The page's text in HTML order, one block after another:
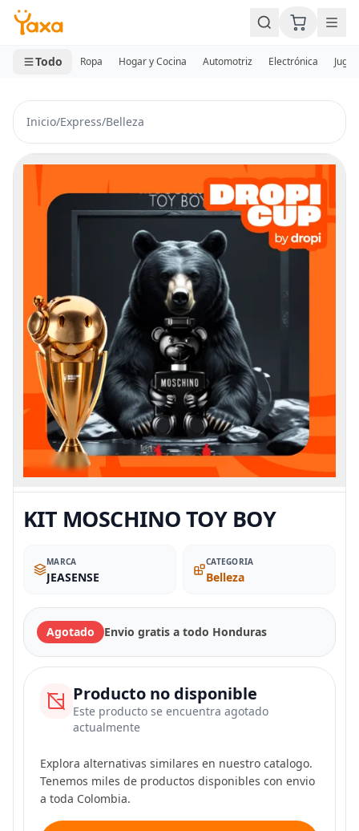
MINI CARRITO
0 productos
Todo Ropa Hogar y Cocina Automotriz Electrónica
Inicio/Express/Belleza
KIT MOSCHINO TOY BOY
MARCA
JEASENSE
CATEGORIA
Belleza
Agotado Envio gratis a todo Honduras
Producto no disponible
Este producto se encuentra agotado
actualmente
Explora alternativas similares en nuestro catalogo.
Tenemos miles de productos disponibles con envio
a toda Colombia.